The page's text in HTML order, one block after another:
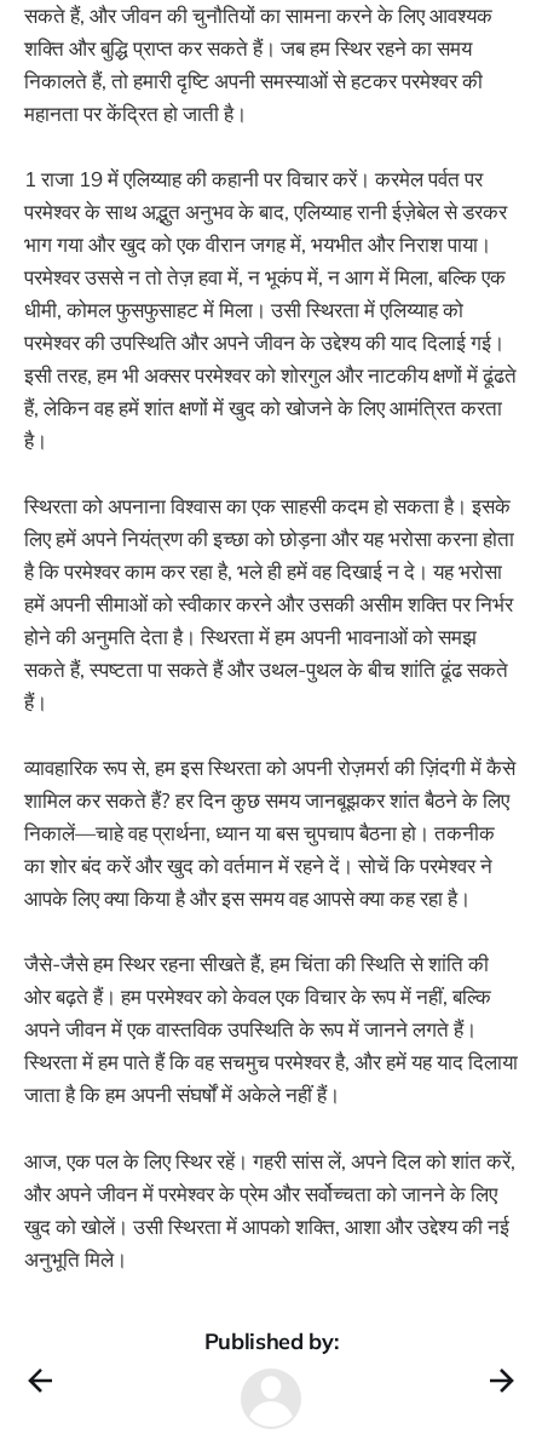
सकते हैं, और जीवन की चुनौतियों का सामना करने के लिए आवश्यक
शक्ति और बुद्धि प्राप्त कर सकते हैं। जब हम स्थिर रहने का समय
निकालते हैं, तो हमारी दृष्टि अपनी समस्याओं से हटकर परमेश्वर की
महानता पर केंद्रित हो जाती है।
1 राजा 19 में एलिय्याह की कहानी पर विचार करें। करमेल पर्वत पर
परमेश्वर के साथ अद्भुत अनुभव के बाद, एलिय्याह रानी ईज़ेबेल से डरकर
भाग गया और खुद को एक वीरान जगह में, भयभीत और निराश पाया।
परमेश्वर उससे न तो तेज़ हवा में, न भूकंप में, न आग में मिला, बल्कि एक
धीमी, कोमल फुसफुसाहट में मिला। उसी स्थिरता में एलिय्याह को
परमेश्वर की उपस्थिति और अपने जीवन के उद्देश्य की याद दिलाई गई।
इसी तरह, हम भी अक्सर परमेश्वर को शोरगुल और नाटकीय क्षणों में ढूंढते
हैं, लेकिन वह हमें शांत क्षणों में खुद को खोजने के लिए आमंत्रित करता
है।
स्थिरता को अपनाना विश्वास का एक साहसी कदम हो सकता है। इसके
लिए हमें अपने नियंत्रण की इच्छा को छोड़ना और यह भरोसा करना होता
है कि परमेश्वर काम कर रहा है, भले ही हमें वह दिखाई न दे। यह भरोसा
हमें अपनी सीमाओं को स्वीकार करने और उसकी असीम शक्ति पर निर्भर
होने की अनुमति देता है। स्थिरता में हम अपनी भावनाओं को समझ
सकते हैं, स्पष्टता पा सकते हैं और उथल-पुथल के बीच शांति ढूंढ सकते
हैं।
व्यावहारिक रूप से, हम इस स्थिरता को अपनी रोज़मर्रा की ज़िंदगी में कैसे
शामिल कर सकते हैं? हर दिन कुछ समय जानबूझकर शांत बैठने के लिए
निकालें—चाहे वह प्रार्थना, ध्यान या बस चुपचाप बैठना हो। तकनीक
का शोर बंद करें और खुद को वर्तमान में रहने दें। सोचें कि परमेश्वर ने
आपके लिए क्या किया है और इस समय वह आपसे क्या कह रहा है।
जैसे-जैसे हम स्थिर रहना सीखते हैं, हम चिंता की स्थिति से शांति की
ओर बढ़ते हैं। हम परमेश्वर को केवल एक विचार के रूप में नहीं, बल्कि
अपने जीवन में एक वास्तविक उपस्थिति के रूप में जानने लगते हैं।
स्थिरता में हम पाते हैं कि वह सचमुच परमेश्वर है, और हमें यह याद दिलाया
जाता है कि हम अपनी संघर्षों में अकेले नहीं हैं।
आज, एक पल के लिए स्थिर रहें। गहरी सांस लें, अपने दिल को शांत करें,
और अपने जीवन में परमेश्वर के प्रेम और सर्वोच्चता को जानने के लिए
खुद को खोलें। उसी स्थिरता में आपको शक्ति, आशा और उद्देश्य की नई
अनुभूति मिले।
Published by: